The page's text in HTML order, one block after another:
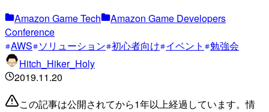
Amazon Game Tech
Amazon Game Developers
Conference
AWS ソリューション 初心者向け イベント
勉強会
Hitch_Hiker_Holy
2019.11.20
この記事は公開されてから1年以上経過しています。情